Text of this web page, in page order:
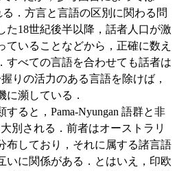
る．方言と言語の区別に関わる問
た18世紀後半以降，話者人口が激
ていることなどから，正確に数え
すべての言語を合わせても話者は
りの活力のある言語を除けば，
に瀕している．
ると，Pama-Nyungan 語群と非
大別される．前者はオーストラリ
布しており，それに属する諸言語
いに関係がある．とはいえ，印欧